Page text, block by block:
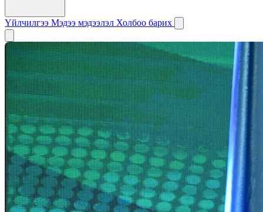
Үйлчилгээ Мэдээ мэдээлэл Холбоо барих